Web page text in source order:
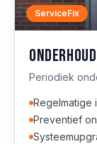
ServiceFix
Onderhoud
Periodiek
Regelmatige
Preventief